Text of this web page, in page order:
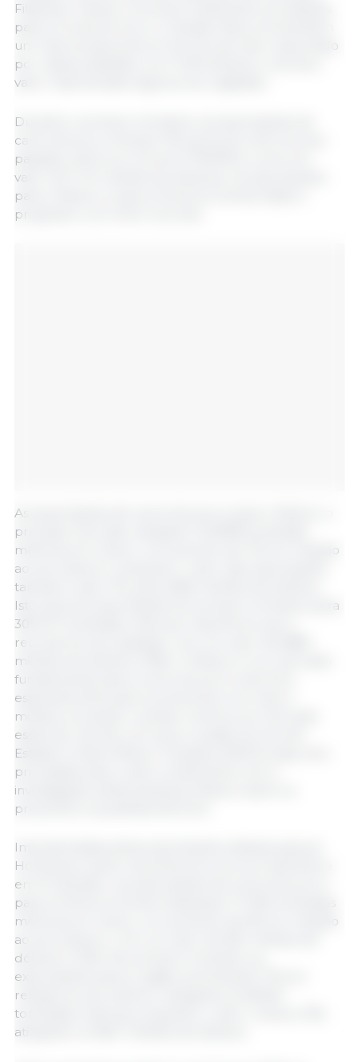
Filipinas e Taiwan. Os envios mantiveram-se estáveis ​​​​
para a Coreia do Sul e o Canadá. Março foi também
um mês excepcional em termos de valor exportado
por cabeça abatida, com 72,93 dólares, o terceiro
valor mais elevado alguma vez registado.
Durante o primeiro trimestre, as exportações de
carne de porco ficaram 3% acima do ritmo do ano
passado, tanto em volume (778.939 t) como em
valor (2,17 mil milhões de dólares). As exportações
para o México e para a América Central estão a
progredir a um ritmo recorde.
As exportações de carne de porco para o México, o
principal mercado, atingiram 103.808 toneladas
métricas em março, um aumento de 7% em relação
ao ano anterior, enquanto o valor das exportações
também subiu 7%, para 228,6 milhões de dólares.
Isto eleva as exportações do primeiro trimestre para
309.137 toneladas métricas, mais 5% do que o
recorde do ano passado, com um valor de 688,1
milhões de dólares (+8%). O México é um mercado
fundamental para a carne de porco dos EUA,
especialmente para os presuntos com osso e
miúdos, tornando o acesso contínuo ao mercado
essencial. Isto faz com que a revisão do Acordo
Estados Unidos-México-Canadá (USMCA) seja uma
prioridade para o setor, juntamente com a
investigação antidumping do México sobre os
presuntos e as paletas dos EUA.
Impulsionadas pelas exportações estáveis ​​para as
Honduras e pela crescente procura na Costa Rica e
em El Salvador, as exportações de carne de porco
para a América Central totalizaram 17.495 toneladas
métricas em março, um aumento de 6% em relação
ao ano anterior, com um valor de 58,1 milhões de
dólares (+12%). No primeiro trimestre, as
exportações para a região aumentaram 7% em
relação ao ano anterior, atingindo as 48.920
toneladas métricas, enquanto o valor cresceu 12%,
atingindo os 158,7 milhões de dólares.